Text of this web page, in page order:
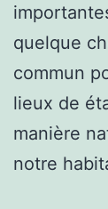
quelque
commun
lieux de
manière
notre